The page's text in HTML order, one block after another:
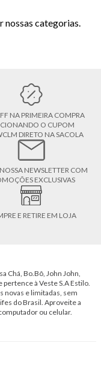
nossas categorias.
NA PRIMEIRA COMPRA
O CUPOM
DIRETO NA SACOLA
NEWSLETTER COM
EXCLUSIVAS
E RETIRE EM LOJA
Chá, Bo.Bô, John John,
pertence à Veste S.A Estilo.
novas e limitadas, sem
do Brasil. Aproveite a
ou celular.